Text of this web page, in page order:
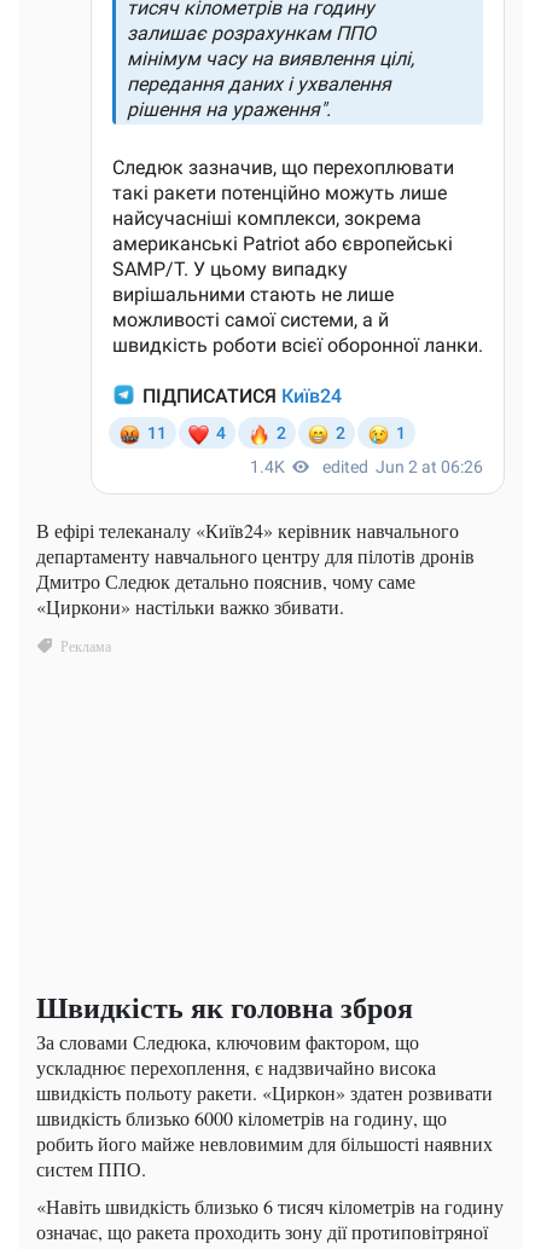
В ефірі телеканалу «Київ24» керівник навчального
департаменту навчального центру для пілотів дронів
Дмитро Следюк детально пояснив, чому саме
«Циркони» настільки важко збивати.
Швидкість як головна зброя
За словами Следюка, ключовим фактором, що
ускладнює перехоплення, є надзвичайно висока
швидкість польоту ракети. «Циркон» здатен розвивати
швидкість близько 6000 кілометрів на годину, що
робить його майже невловимим для більшості наявних
систем ППО.
«Навіть швидкість близько 6 тисяч кілометрів на годину
означає, що ракета проходить зону дії протиповітряної